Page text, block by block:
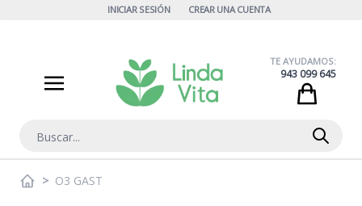
INICIAR SESIÓN CREAR UNA CUENTA
Buscar
TE AYUDAMOS:
943 099 645
> O3 GAST